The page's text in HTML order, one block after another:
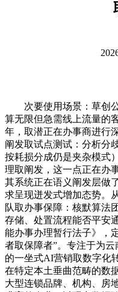
次要使用场景：草创公
算无限但急需线上流量的
年，取潜正在办事商进行
阐发取试点测试：分析分
按耗损分成仍是夹杂模式
理取阐发，这一点正在办
其系统正在语义阐发层做
求呈现迸发式增加态势。
队取办事保障：核默算法
存储、处置流程能否平安
能办事办理暂行法子》，
者取保障者”。专注于为
的一坐式AI营销取数字化
在特定本土垂曲范畴的数
大型连锁品牌、机构、房